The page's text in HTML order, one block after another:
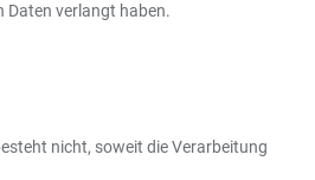
Daten verlangt haben.
nicht, soweit die Verarbeitung